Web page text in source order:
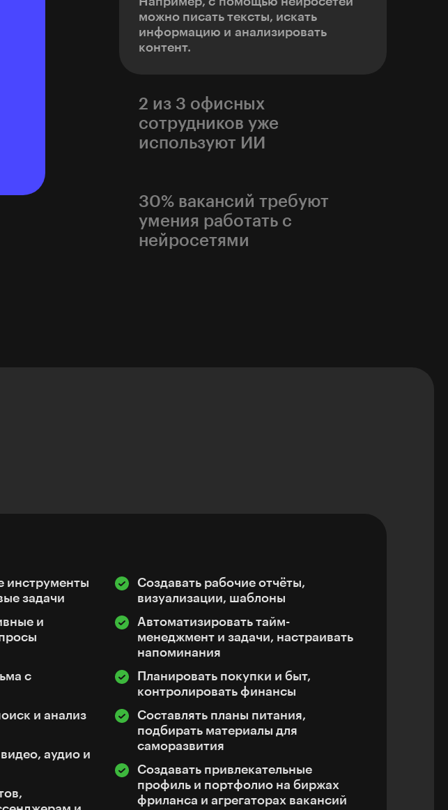
можно писать тексты, искать
информацию и анализировать
контент.
2 из 3 офисных
сотрудников уже
используют ИИ
место.
30% вакансий требуют
умения работать с
нейросетями
инструменты
задачи
и
с
и анализ
аудио и
Создавать рабочие отчёты,
визуализации, шаблоны
Автоматизировать тайм-
менеджмент и задачи, настраивать
напоминания
Планировать покупки и быт,
контролировать финансы
Составлять планы питания,
подбирать материалы для
саморазвития
Создавать привлекательные
профиль и портфолио на биржах
фриланса и агрегаторах вакансий